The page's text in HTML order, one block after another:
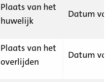
Plaats van het
huwelijk
Datum
Plaats van het
overlijden
Datum